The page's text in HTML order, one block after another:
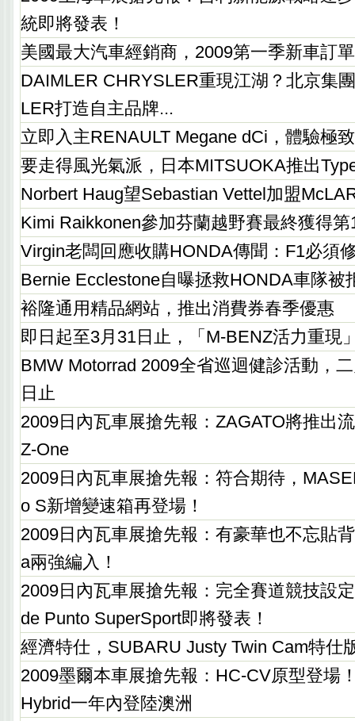
統即將發表！
美國最大汽車經銷商，2009第一季新車訂
DAIMLER CHRYSLER重現江湖？北京集
LER打造自主品牌...
立即入主RENAULT Megane dCi，體驗極
要走得風光氣派，日本MITSUOKA推出
Norbert Haug望Sebastian Vettel加盟
Kimi Raikkonen參加芬蘭越野賽最終獲得第
Virgin老闆回應收購HONDA傳聞：F1必須
Bernie Ecclestone自曝拯救HONDA車隊被
裕隆通用精品網站，推出消費券春季優惠
即日起至3月31日止，「M-BENZ活力重現
BMW Motorrad 2009全省巡迴健診活動，
日止
2009日內瓦車展搶先報：ZAGATO將推出
Z-One
2009日內瓦車展搶先報：符合期待，
o S新增變速箱再登場！
2009日內瓦車展搶先報：有豪華也不忘貼
a兩強編入！
2009日內瓦車展搶先報：完全賽道競技設
de Punto SuperSport即將發表！
經濟特仕，SUBARU Justy Twin Cam特仕
2009墨爾本車展搶先報：HC-CV原型登場
Hybrid一年內登陸澳洲